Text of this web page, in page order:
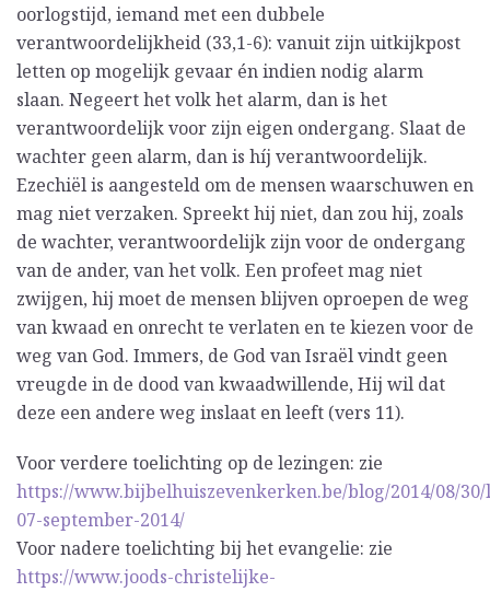
oorlogstijd, iemand met een dubbele
verantwoordelijkheid (33,1-6): vanuit zijn uitkijkpost
letten op mogelijk gevaar én indien nodig alarm
slaan. Negeert het volk het alarm, dan is het
verantwoordelijk voor zijn eigen ondergang. Slaat de
wachter geen alarm, dan is híj verantwoordelijk.
Ezechiël is aangesteld om de mensen waarschuwen en
mag niet verzaken. Spreekt hij niet, dan zou hij, zoals
de wachter, verantwoordelijk zijn voor de ondergang
van de ander, van het volk. Een profeet mag niet
zwijgen, hij moet de mensen blijven oproepen de weg
van kwaad en onrecht te verlaten en te kiezen voor de
weg van God. Immers, de God van Israël vindt geen
vreugde in de dood van kwaadwillende, Hij wil dat
deze een andere weg inslaat en leeft (vers 11).
Voor verdere toelichting op de lezingen: zie
https://www.bijbelhuiszevenkerken.be/blog/2014/08/
07-september-2014/
Voor nadere toelichting bij het evangelie: zie
https://www.joods-christelijke-